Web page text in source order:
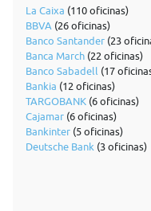
La Caixa (110 oficinas)
BBVA (26 oficinas)
Banco Santander (23
Banca March (22 oficinas)
Banco Sabadell (17
Bankia (12 oficinas)
TARGOBANK (6 oficinas)
Cajamar (6 oficinas)
Bankinter (5 oficinas)
Deutsche Bank (3 oficinas)